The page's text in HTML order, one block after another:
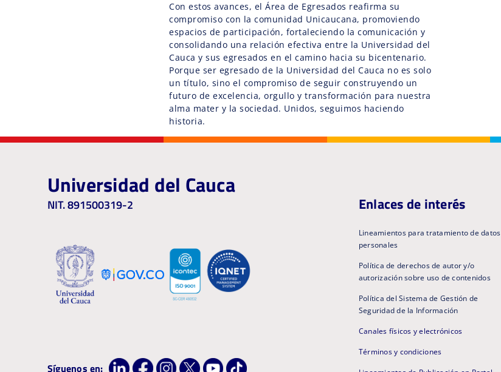
Con estos avances, el Área de Egresados reafirma su
compromiso con la comunidad Unicaucana, promoviendo
espacios de participación, fortaleciendo la comunicación y
consolidando una relación efectiva entre la Universidad del
Cauca y sus egresados en el camino hacia su bicentenario.
Porque ser egresado de la Universidad del Cauca no es solo
un título, sino el compromiso de seguir construyendo un
futuro de excelencia, orgullo y transformación para nuestra
alma mater y la sociedad. Unidos, seguimos haciendo
historia.
Universidad del Cauca
NIT. 891500319-2
Síguenos en:
Enlaces de interés
Lineamientos para tratamiento de datos
personales
Política de derechos de autor y/o
autorización sobre uso de contenidos
Política del Sistema de Gestión de
Seguridad de la Información
Canales físicos y electrónicos
Términos y condiciones